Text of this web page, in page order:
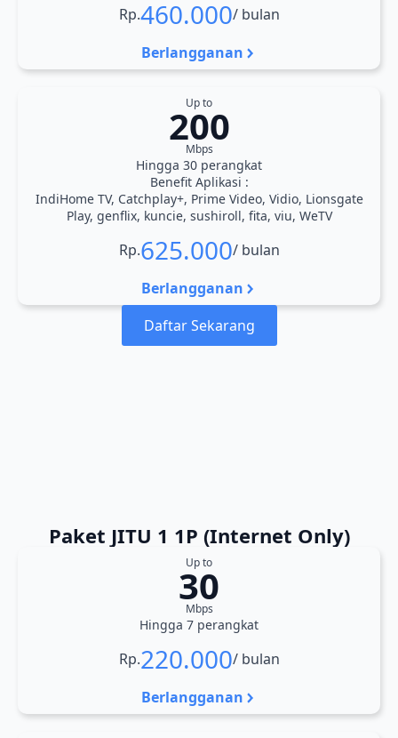
Rp.460.000/ bulan
Berlangganan
Up to
200
Mbps
Hingga 30 perangkat
Benefit Aplikasi :
IndiHome TV, Catchplay+, Prime Video, Vidio, Lionsgate
Play, genflix, kuncie, sushiroll, fita, viu, WeTV
Rp.625.000/ bulan
Berlangganan
Daftar Sekarang
Paket JITU 1 1P (Internet Only)
Up to
30
Mbps
Hingga 7 perangkat
Rp.220.000/ bulan
Berlangganan